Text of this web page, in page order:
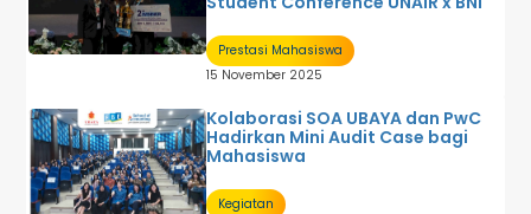
Prestasi Mahasiswa
15 November 2025
Kolaborasi SOA UBAYA dan PwC
Hadirkan Mini Audit Case bagi
Mahasiswa
Kegiatan